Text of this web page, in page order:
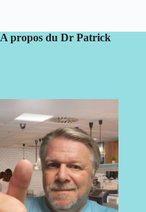
A propos du Dr Patrick